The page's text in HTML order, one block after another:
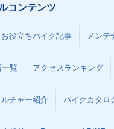
コンテンツ
お役立ちバイク記事 メンテ
覧 アクセスランキング
チャー紹介 バイクカタロ